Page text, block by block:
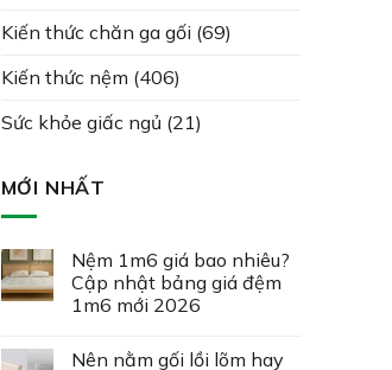
Kiến thức chăn ga gối (69)
Kiến thức nệm (406)
Sức khỏe giấc ngủ (21)
MỚI NHẤT
Nệm 1m6 giá bao nhiêu?
Cập nhật bảng giá đệm
1m6 mới 2026
Nên nằm gối lồi lõm hay